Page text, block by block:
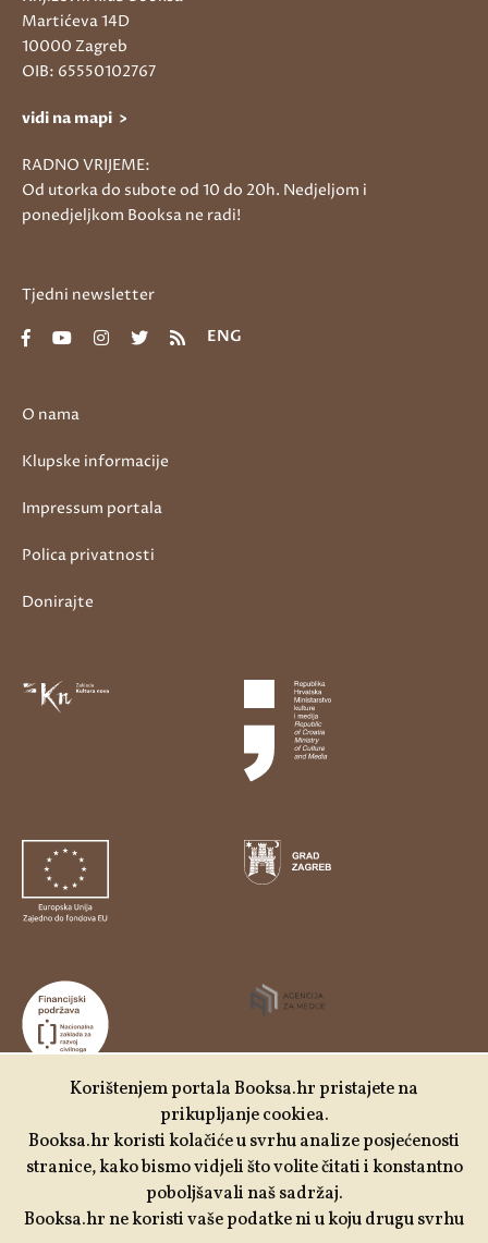
Udruga Kulturtreger je korisnik institucionalne podrške
Nacionalne zaklade za razvoj civilnoga društva za
stabilizaciju i/ili razvoj udruge u području demokratizacije i
društvenog razvoja.
O nama
Klupske informacije
Impressum portala
Polica privatnosti
Donirajte
Martićeva 14D
10000 Zagreb
OIB: 65550102767
vidi na mapi >
RADNO VRIJEME:
Od utorka do subote od 10 do 20h. Nedjeljom i
ponedjeljkom Booksa ne radi!
Tjedni newsletter
ENG
Korištenjem portala Booksa.hr pristajete na
prikupljanje cookiea.
Booksa.hr koristi kolačiće u svrhu analize posjećenosti
stranice, kako bismo vidjeli što volite čitati i konstantno
poboljšavali naš sadržaj.
Booksa.hr ne koristi vaše podatke ni u koju drugu svrhu